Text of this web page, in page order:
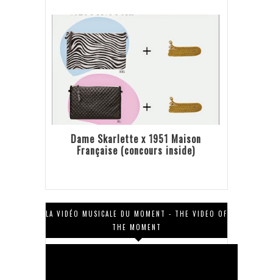
Dame Skarlette x 1951 Maison
Française (concours inside)
LA VIDÉO MUSICALE DU MOMENT - THE VIDEO OF
THE MOMENT